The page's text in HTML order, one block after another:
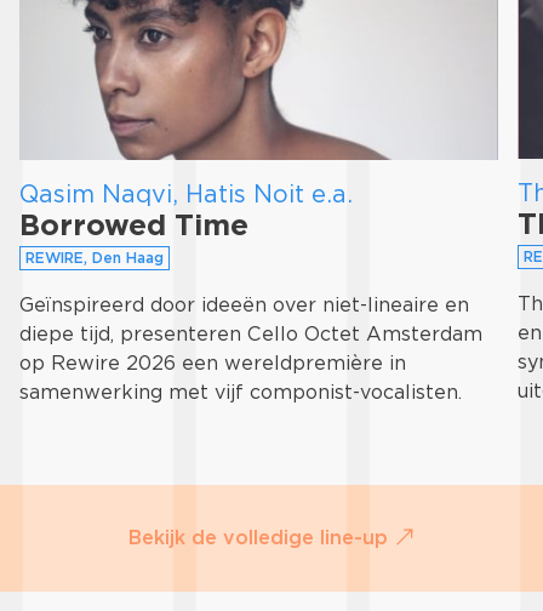
Qasim Naqvi, Hatis Noit e.a.
Borrowed Time
REWIRE, Den Haag
Geïnspireerd door ideeën over niet-lineaire en
diepe tijd, presenteren Cello Octet Amsterdam
op Rewire 2026 een wereldpremière in
samenwerking met vijf componist-vocalisten.
Bekijk de volledige line-up